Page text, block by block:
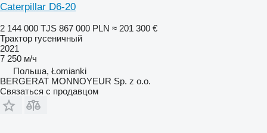
Caterpillar D6-20
2 144 000 TJS 867 000 PLN ≈ 201 300 €
Трактор гусеничный
2021
7 250 м/ч
Польша, Łomianki
BERGERAT MONNOYEUR Sp. z o.o.
Связаться с продавцом